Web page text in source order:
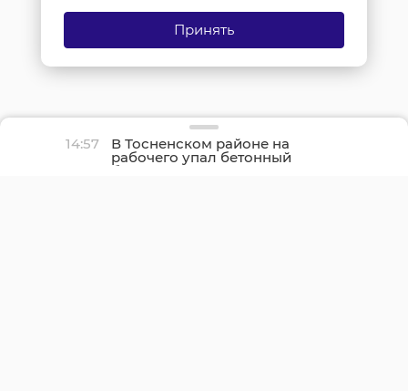
14:57 В Тосненском районе на
рабочего упал бетонный
блок
Принять